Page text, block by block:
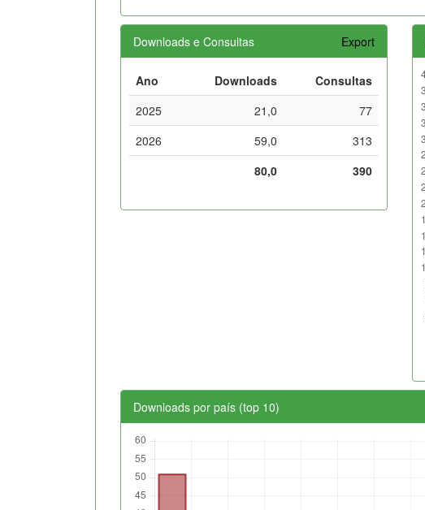
Downloads e Consultas Export
Ano Downloads
Consultas
2025
21,0
77
2026
59,0
313
80,0
390
Downloads por país (top 10)